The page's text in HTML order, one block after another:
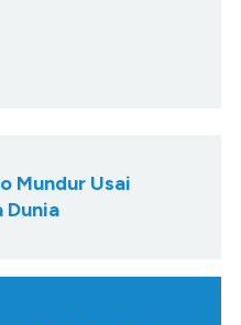
Mundur Usai
Dunia